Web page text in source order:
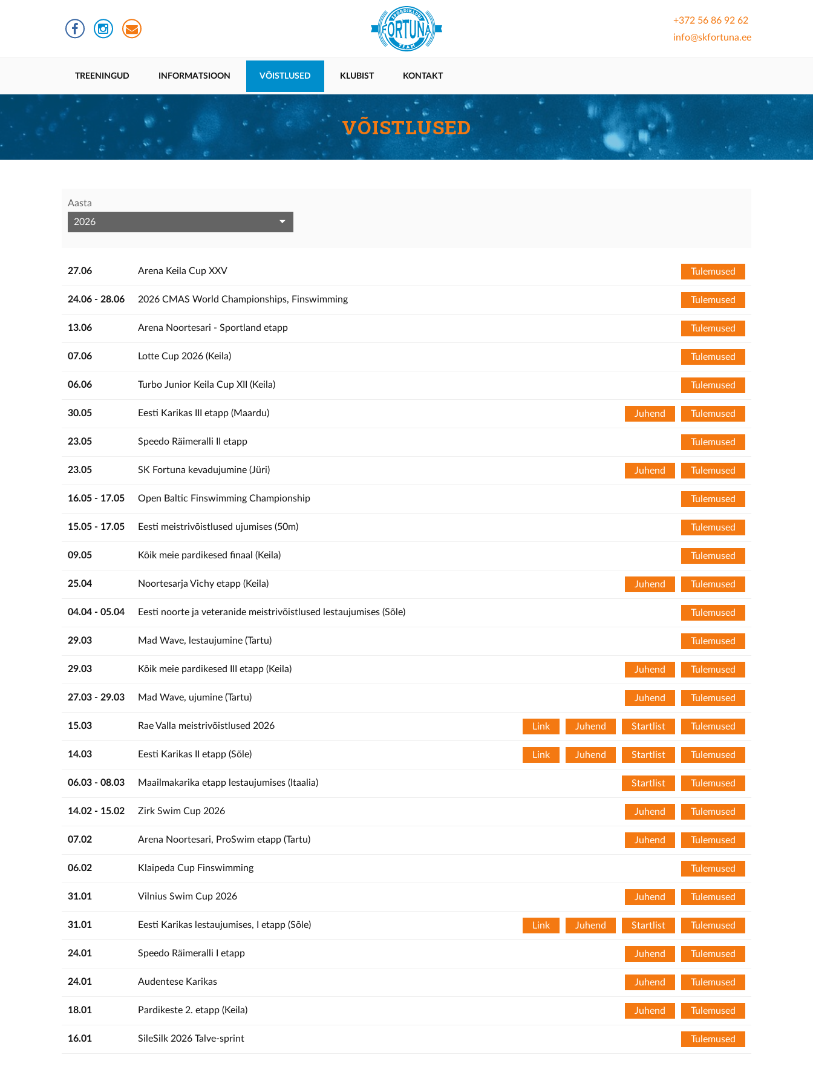
+372 56 86 92 62
info@skfortuna.ee
Põhinavigatsioon
TREENINGUD INFORMATSIOON VÕISTLUSED KLUBIST KONTAKT
VÕISTLUSED
Aasta
27.06 Arena Keila Cup XXV Tulemused
24.06 - 28.06 2026 CMAS World Championships, Finswimming Tulemused
13.06 Arena Noortesari - Sportland etapp Tulemused
07.06 Lotte Cup 2026 (Keila) Tulemused
06.06 Turbo Junior Keila Cup XII (Keila) Tulemused
30.05 Eesti Karikas III etapp (Maardu) Juhend Tulemused
23.05 Speedo Räimeralli II etapp Tulemused
23.05 SK Fortuna kevadujumine (Jüri) Juhend Tulemused
16.05 - 17.05 Open Baltic Finswimming Championship Tulemused
15.05 - 17.05 Eesti meistrivõistlused ujumises (50m) Tulemused
09.05 Kõik meie pardikesed finaal (Keila) Tulemused
25.04 Noortesarja Vichy etapp (Keila) Juhend Tulemused
04.04 - 05.04 Eesti noorte ja veteranide meistrivõistlused lestaujumises (Sõle) Tulemused
29.03 Mad Wave, lestaujumine (Tartu) Tulemused
29.03 Kõik meie pardikesed III etapp (Keila) Juhend Tulemused
27.03 - 29.03 Mad Wave, ujumine (Tartu) Juhend Tulemused
15.03 Rae Valla meistrivõistlused 2026 Link Juhend Startlist Tulemused
14.03 Eesti Karikas II etapp (Sõle) Link Juhend Startlist Tulemused
06.03 - 08.03 Maailmakarika etapp lestaujumises (Itaalia) Startlist Tulemused
14.02 - 15.02 Zirk Swim Cup 2026 Juhend Tulemused
07.02 Arena Noortesari, ProSwim etapp (Tartu) Juhend Tulemused
06.02 Klaipeda Cup Finswimming Tulemused
31.01 Vilnius Swim Cup 2026 Juhend Tulemused
31.01 Eesti Karikas lestaujumises, I etapp (Sõle) Link Juhend Startlist Tulemused
24.01 Speedo Räimeralli I etapp Juhend Tulemused
24.01 Audentese Karikas Juhend Tulemused
18.01 Pardikeste 2. etapp (Keila) Juhend Tulemused
16.01 SileSilk 2026 Talve-sprint Tulemused